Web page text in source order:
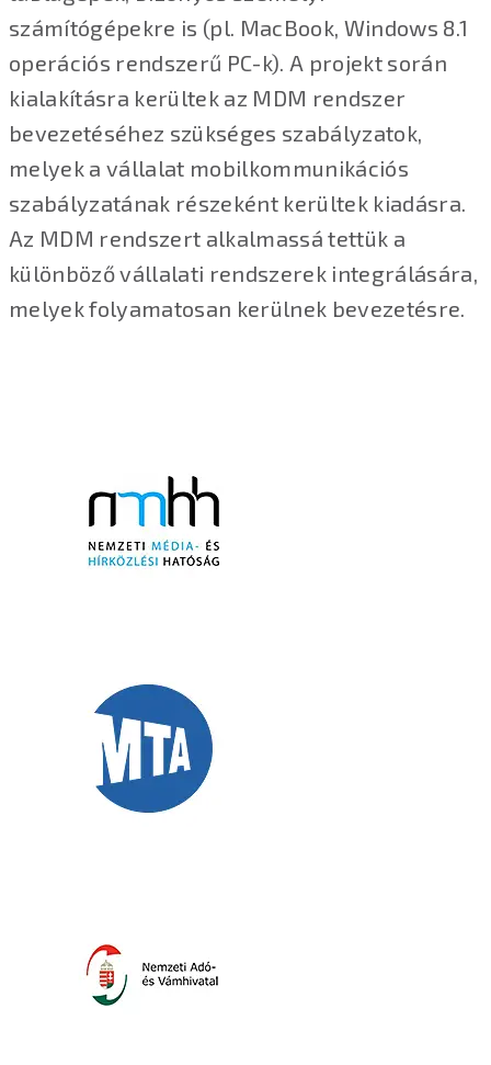
számítógépekre is (pl. MacBook, Windows 8.1
operációs rendszerű PC-k). A projekt során
kialakításra kerültek az MDM rendszer
bevezetéséhez szükséges szabályzatok,
melyek a vállalat mobilkommunikációs
szabályzatának részeként kerültek kiadásra.
Az MDM rendszert alkalmassá tettük a
különböző vállalati rendszerek integrálására,
melyek folyamatosan kerülnek bevezetésre.